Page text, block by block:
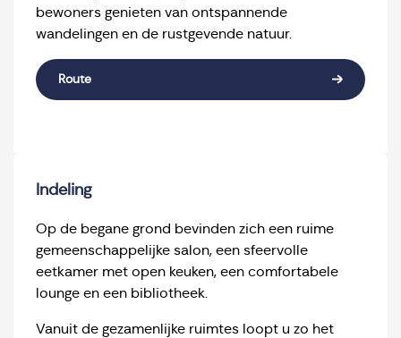
bewoners genieten van ontspannende
wandelingen en de rustgevende natuur.
Route
Indeling
Op de begane grond bevinden zich een ruime
gemeenschappelijke salon, een sfeervolle
eetkamer met open keuken, een comfortabele
lounge en een bibliotheek.
Vanuit de gezamenlijke ruimtes loopt u zo het